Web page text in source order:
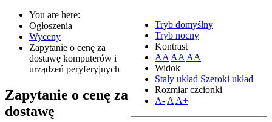
Tryb domyślny
Tryb nocny
Kontrast
AA AA AA
Widok
Stały układ Szeroki układ
Rozmiar czcionki
A- A A+
You are here:
Ogłoszenia
Wyceny
Zapytanie o cenę za
dostawę komputerów i
urządzeń peryferyjnych
Zapytanie o cenę za
dostawę